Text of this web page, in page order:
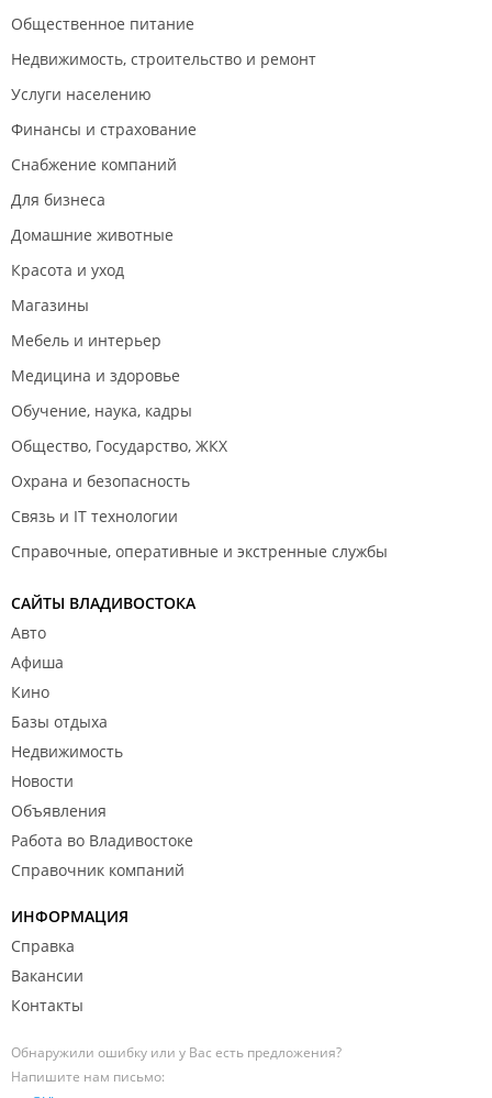
Общественное питание
Недвижимость, строительство и ремонт
Услуги населению
Финансы и страхование
Снабжение компаний
Для бизнеса
Домашние животные
Красота и уход
Магазины
Мебель и интерьер
Медицина и здоровье
Обучение, наука, кадры
Общество, Государство, ЖКХ
Охрана и безопасность
Связь и IT технологии
Справочные, оперативные и экстренные службы
САЙТЫ ВЛАДИВОСТОКА
Авто
Афиша
Кино
Базы отдыха
Недвижимость
Новости
Объявления
Работа во Владивостоке
Справочник компаний
ИНФОРМАЦИЯ
Справка
Вакансии
Контакты
Обнаружили ошибку или у Вас есть предложения?
Напишите нам письмо: